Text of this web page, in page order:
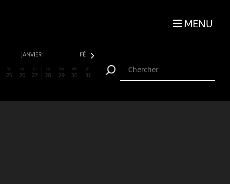
MENU
JANVIER FÉVRIER
VE
25
SA
26
DI
27
LU
28
MA
29
ME
30
JE
31